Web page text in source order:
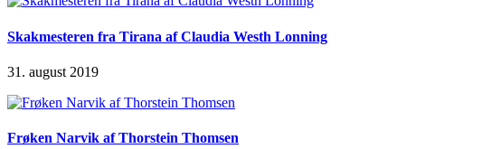
Skakmesteren fra Tirana af Claudia Westh Lonning
31. august 2019
Frøken Narvik af Thorstein Thomsen